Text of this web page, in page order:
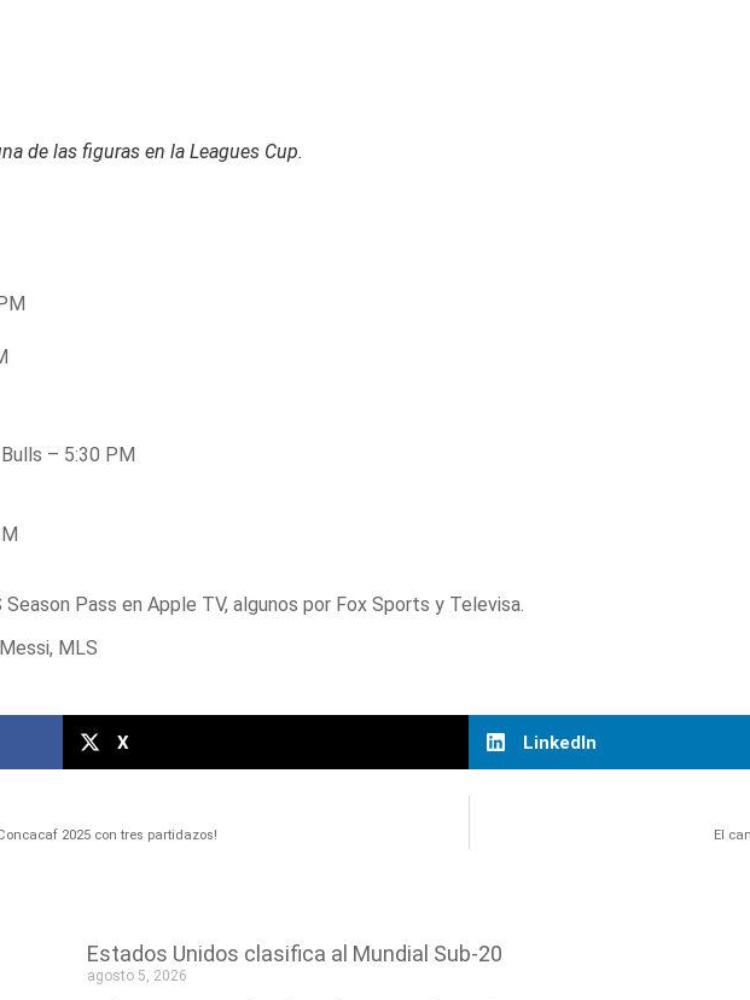
de las figuras en la Leagues Cup.
Bulls – 5:30 PM
Pass en Apple TV, algunos por Fox Sports y Televisa.
, MLS
X LinkedIn
2025 con tres partidazos! El
Estados Unidos clasifica al Mundial Sub-20
agosto 5, 2026